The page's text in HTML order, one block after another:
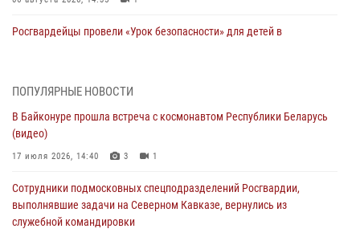
Росгвардейцы провели «Урок безопасности» для детей в
подозреваемые в организации незаконной миграции и
изготовлении поддельных документов (видео)
05 августа 2026, 15:48
Сотрудники спецподразделения подмосковного главка Росгвардии
отработали навыки огневой подготовки на комплексных учениях
04 августа 2026, 12:21
ПОПУЛЯРНЫЕ НОВОСТИ
В Байконуре прошла встреча с космонавтом Республики Беларусь
(видео)
17 июля 2026, 14:40 3 1
Сотрудники подмосковных спецподразделений Росгвардии,
выполнявшие задачи на Северном Кавказе, вернулись из
служебной командировки